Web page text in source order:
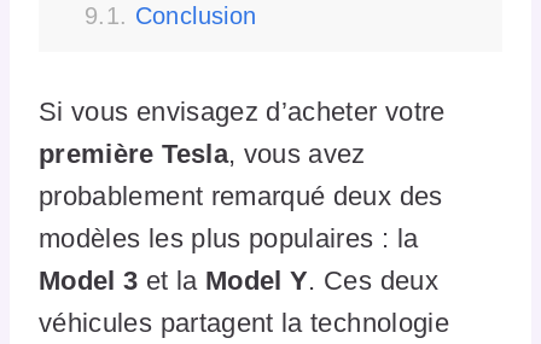
Conclusion
Si vous envisagez d’acheter votre
première Tesla, vous avez
probablement remarqué deux des
modèles les plus populaires : la
Model 3 et la Model Y. Ces deux
véhicules partagent la technologie